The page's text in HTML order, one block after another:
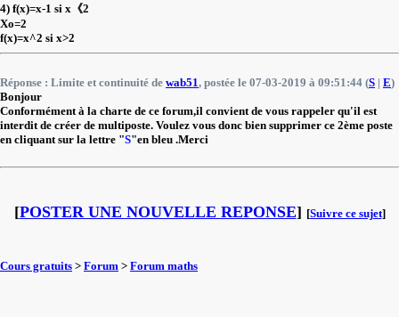
4) f(x)=x-1 si x《2
Xo=2
f(x)=x^2 si x>2
Réponse : Limite et continuité de wab51, postée le 07-03-2019 à 09:51:44 (S | E)
Bonjour
Conformément à la charte de ce forum,il convient de vous rappeler qu'il est
interdit de créer de multiposte. Voulez vous donc bien supprimer ce 2ème poste
en cliquant sur la lettre "S"en bleu .Merci
[POSTER UNE NOUVELLE REPONSE] [Suivre ce sujet]
Cours gratuits > Forum > Forum maths